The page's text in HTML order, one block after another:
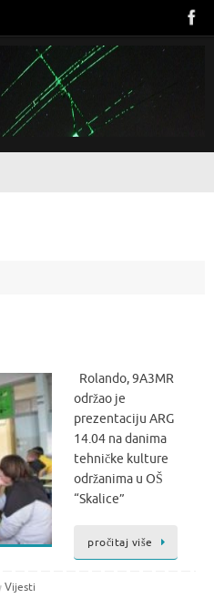
Rolando, 9A3MR
održao je
prezentaciju ARG
14.04 na danima
tehničke kulture
održanima u OŠ
“Skalice”
pročitaj više
Vijesti